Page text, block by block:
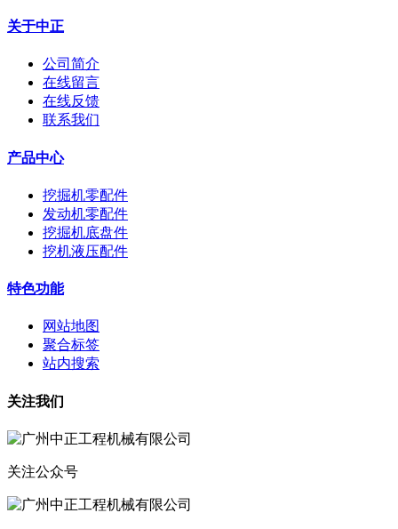
关于中正
公司简介
在线留言
在线反馈
联系我们
产品中心
挖掘机零配件
发动机零配件
挖掘机底盘件
挖机液压配件
特色功能
网站地图
聚合标签
站内搜索
关注我们
关注公众号